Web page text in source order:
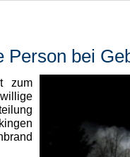
Person bei
zum